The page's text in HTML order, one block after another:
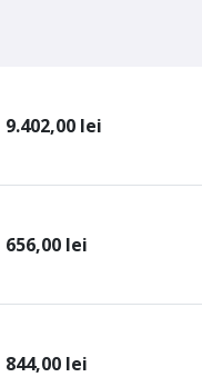
9.402,00 lei
656,00 lei
844,00 lei